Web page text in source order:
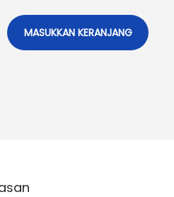
MASUKKAN KERANJANG